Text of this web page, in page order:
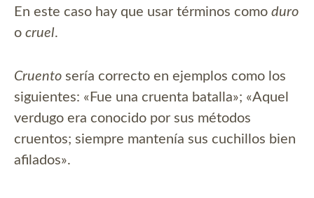
En este caso hay que usar términos como duro
o cruel.
Cruento sería correcto en ejemplos como los
siguientes: «Fue una cruenta batalla»; «Aquel
verdugo era conocido por sus métodos
cruentos; siempre mantenía sus cuchillos bien
afilados».